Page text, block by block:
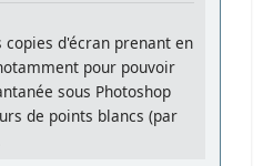
d'écran prenant en
pour pouvoir
sous Photoshop
de points blancs (par